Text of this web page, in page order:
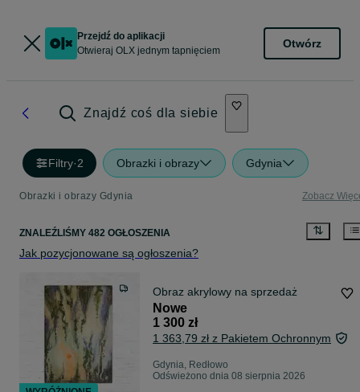
Przejdź do aplikacji
Otwieraj OLX jednym tapnięciem
Otwórz
Znajdź coś dla siebie
Filtry·2 Obrazki i obrazy Gdynia
Obrazki i obrazy Gdynia Zobacz
ZNALEŹLIŚMY 482 OGŁOSZENIA
Jak pozycjonowane są ogłoszenia?
Obraz akrylowy na sprzedaż
Nowe
1 300 zł
1 363,79 zł z Pakietem Ochronnym
Gdynia, Redłowo
Odświeżono dnia 08 sierpnia 2026